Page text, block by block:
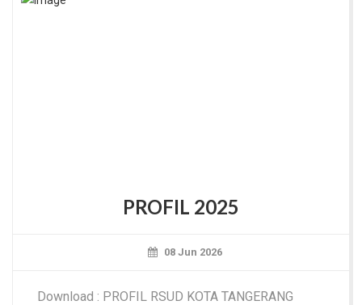
PROFIL 2025
08 Jun 2026
Download : PROFIL RSUD KOTA TANGERANG